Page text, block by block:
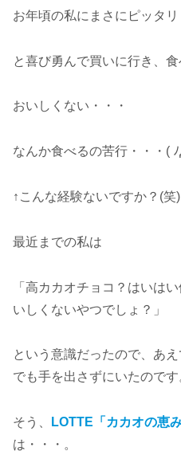
お年頃の私にまさにピッタリ
と喜び勇んで買いに行き、食
おいしくない・・・
なんか食べるの苦行・・・( ﾉ
↑こんな経験ないですか？(笑)
最近までの私は
「高カカオチョコ？はいは
いしくないやつでしょ？」
という意識だったので、あ
でも手を出さずにいたのです
そう、 LOTTE「カカオの恵み
は・・・。